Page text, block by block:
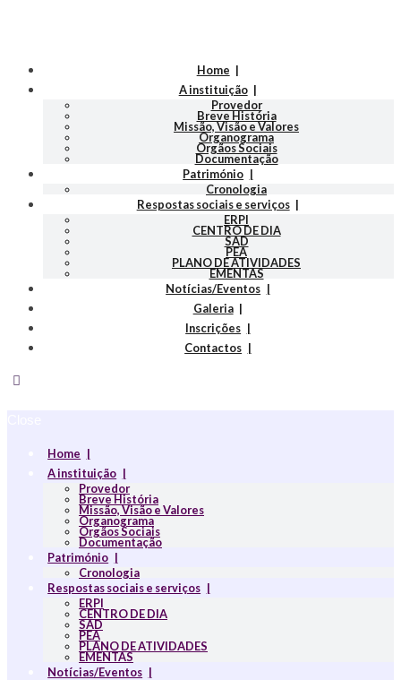
Home
A instituição
Provedor
Breve História
Missão, Visão e Valores
Organograma
Orgãos Sociais
Documentação
Património
Cronologia
Respostas sociais e serviços
ERPI
CENTRO DE DIA
SAD
PEA
PLANO DE ATIVIDADES
EMENTAS
Notícias/Eventos
Galeria
Inscrições
Contactos
Home
A instituição
Provedor
Breve História
Missão, Visão e Valores
Organograma
Orgãos Sociais
Documentação
Património
Cronologia
Respostas sociais e serviços
ERPI
CENTRO DE DIA
SAD
PEA
PLANO DE ATIVIDADES
EMENTAS
Notícias/Eventos